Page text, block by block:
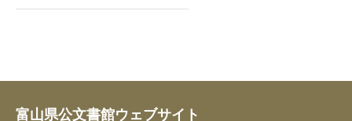
富山県公文書館ウェブサイト